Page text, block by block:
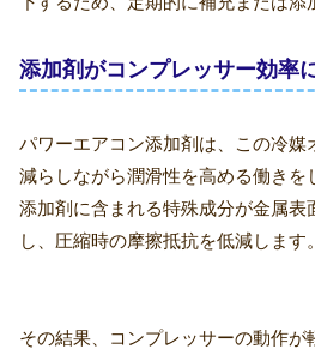
添加剤がコンプレッサー効率
パワーエアコン添加剤は、この冷媒
減らしながら潤滑性を高める働きを
添加剤に含まれる特殊成分が金属表
し、圧縮時の摩擦抵抗を低減します。
その結果、コンプレッサーの動作が